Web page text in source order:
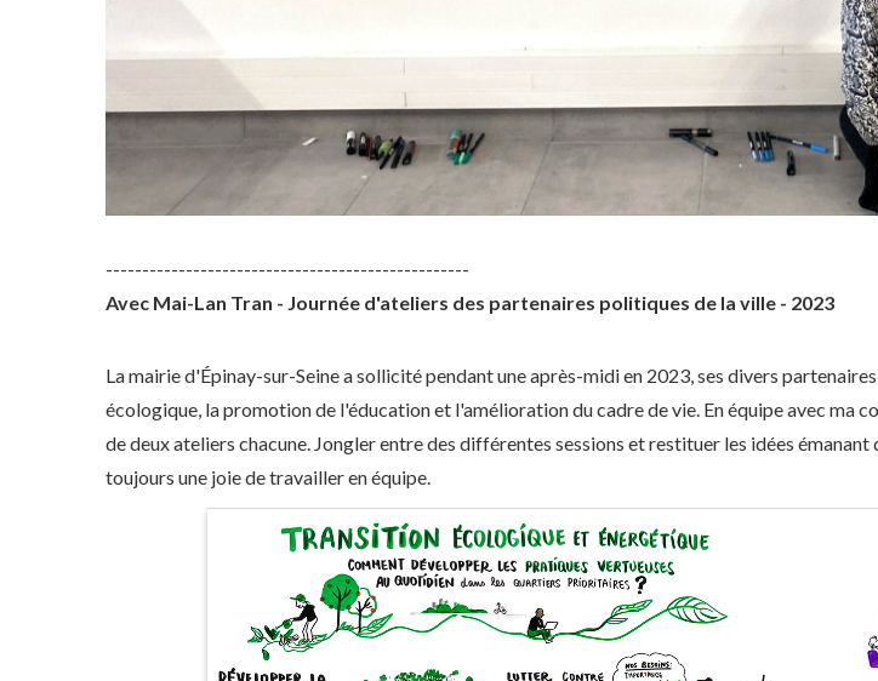
--------------------------------------------------
Avec Mai-Lan Tran - Journée d'ateliers des partenaires politiques de la ville - 2023
La mairie d'Épinay-sur-Seine a sollicité pendant une après-midi en 2023, ses divers
écologique, la promotion de l'éducation et l'amélioration du cadre de vie. En équipe avec ma
de deux ateliers chacune. Jongler entre des différentes sessions et restituer les idées
toujours une joie de travailler en équipe.